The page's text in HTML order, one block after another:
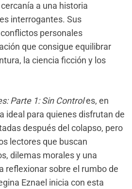
a una historia
interrogantes. Sus
personales
que consigue equilibrar
la ciencia ficción y los
Parte 1: Sin Controles, en
ideal para quienes disfrutan de
después del colapso, pero
lectores que buscan
dilemas morales y una
reflexionar sobre el rumbo de
Eznael inicia con esta